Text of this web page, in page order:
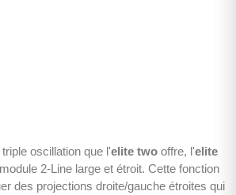
oscillation que l'elite two offre, l'elite
2-Line large et étroit. Cette fonction
des projections droite/gauche étroites qui